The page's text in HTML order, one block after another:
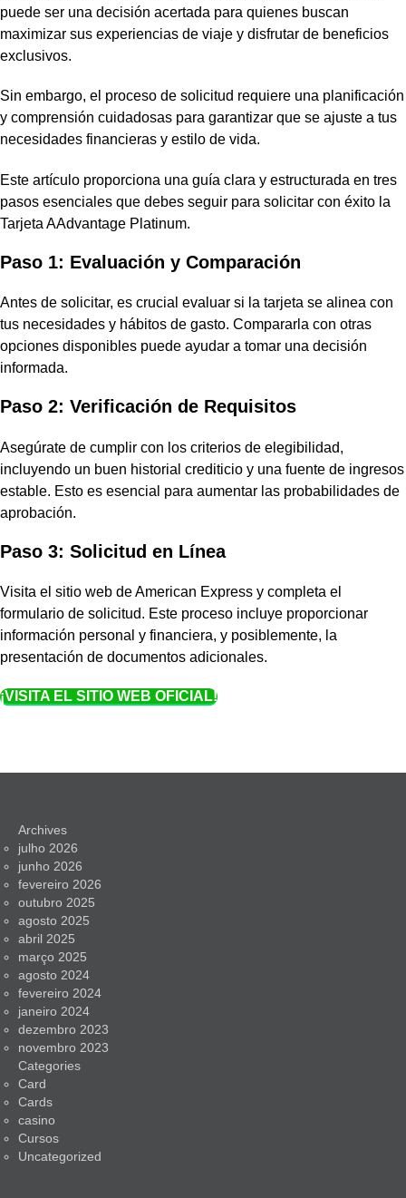
puede ser una decisión acertada para quienes buscan
maximizar sus experiencias de viaje y disfrutar de beneficios
exclusivos.
Sin embargo, el proceso de solicitud requiere una planificación
y comprensión cuidadosas para garantizar que se ajuste a tus
necesidades financieras y estilo de vida.
Este artículo proporciona una guía clara y estructurada en tres
pasos esenciales que debes seguir para solicitar con éxito la
Tarjeta AAdvantage Platinum.
Paso 1: Evaluación y Comparación
Antes de solicitar, es crucial evaluar si la tarjeta se alinea con
tus necesidades y hábitos de gasto. Compararla con otras
opciones disponibles puede ayudar a tomar una decisión
informada.
Paso 2: Verificación de Requisitos
Asegúrate de cumplir con los criterios de elegibilidad,
incluyendo un buen historial crediticio y una fuente de ingresos
estable. Esto es esencial para aumentar las probabilidades de
aprobación.
Paso 3: Solicitud en Línea
Visita el sitio web de American Express y completa el
formulario de solicitud. Este proceso incluye proporcionar
información personal y financiera, y posiblemente, la
presentación de documentos adicionales.
¡VISITA EL SITIO WEB OFICIAL!
Archives
julho 2026
junho 2026
fevereiro 2026
outubro 2025
agosto 2025
abril 2025
março 2025
agosto 2024
fevereiro 2024
janeiro 2024
dezembro 2023
novembro 2023
Categories
Card
Cards
casino
Cursos
Uncategorized